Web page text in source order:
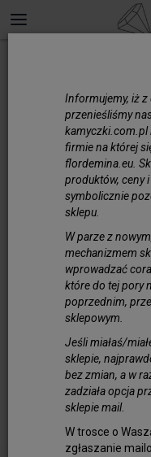
Informujemy, iż
przenieśliśmy
kamyczki.com.pl
firmie na której
flordemina.eu.
produktów, ceny i
symbolicznie
sklepu.
W parze z
mechanizmem
wprowadzać
które do tej pory
poprzednim,
sklepowym.
Jeśli miałaś/
sklepie,
bez zmian, a w
zadziała opcja
sklepie mail.
W trosce o
zgłaszanie
Płaskie
Rzemień